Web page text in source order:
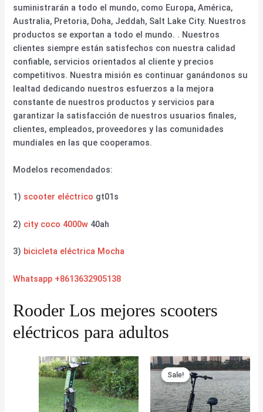
suministrarán a todo el mundo, como Europa, América,
Australia, Pretoria, Doha, Jeddah, Salt Lake City. Nuestros
productos se exportan a todo el mundo. . Nuestros
clientes siempre están satisfechos con nuestra calidad
confiable, servicios orientados al cliente y precios
competitivos. Nuestra misión es continuar ganándonos su
lealtad dedicando nuestros esfuerzos a la mejora
constante de nuestros productos y servicios para
garantizar la satisfacción de nuestros usuarios finales,
clientes, empleados, proveedores y las comunidades
mundiales en las que cooperamos.
Modelos recomendados:
1) scooter eléctrico gt01s
2) city coco 4000w 40ah
3) bicicleta eléctrica Mocha
Whatsapp +8613632905138
Rooder Los mejores scooters
eléctricos para adultos
Sale!
Sale!